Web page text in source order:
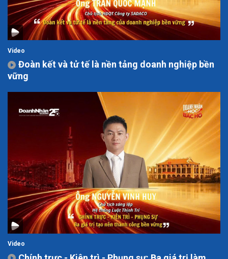
Video
Đoàn kết và tử tế là nền tảng doanh nghiệp bền
vững
Video